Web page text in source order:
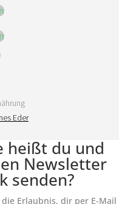
Eder
heißt du und
Newsletter
senden?
Erlaubnis, dir per E-Mail